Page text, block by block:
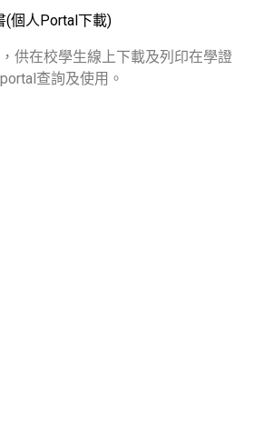
(個人Portal下載)
供在校學生線上下載及列印在學證
查詢及使用。